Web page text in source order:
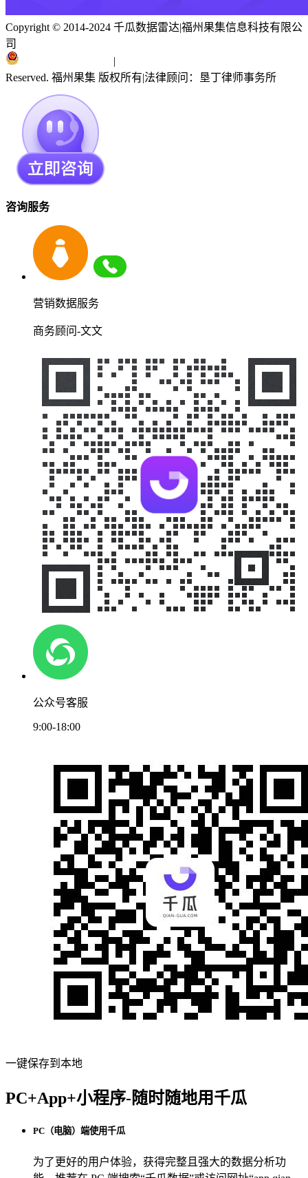
Copyright © 2014-2024 千瓜数据雷达|福州果集信息科技有限公
司
|
Reserved. 福州果集 版权所有|法律顾问：垦丁律师事务所
咨询服务
营销数据服务
商务顾问-文文
公众号客服
9:00-18:00
一键保存到本地
PC+App+小程序-随时随地用千瓜
PC（电脑）端使用千瓜
为了更好的用户体验，获得完整且强大的数据分析功